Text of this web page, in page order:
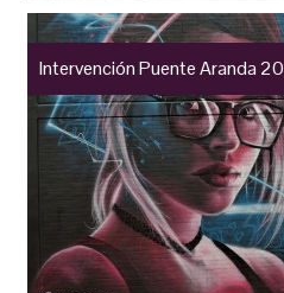
Intervención Puente Aranda 20